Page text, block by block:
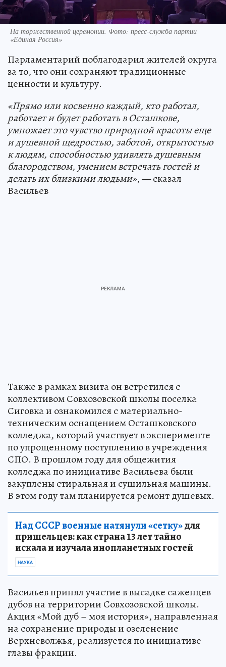
На торжественной церемонии. Фото: пресс-служба партии
«Единая Россия»
Парламентарий поблагодарил жителей округа
за то, что они сохраняют традиционные
ценности и культуру.
«Прямо или косвенно каждый, кто работал,
работает и будет работать в Осташкове,
умножает это чувство природной красоты еще
и душевной щедростью, заботой, открытостью
к людям, способностью удивлять душевным
благородством, умением встречать гостей и
делать их близкими людьми», — сказал
Васильев
Также в рамках визита он встретился с
коллективом Совхозовской школы поселка
Сиговка и ознакомился с материально-
техническим оснащением Осташковского
колледжа, который участвует в эксперименте
по упрощенному поступлению в учреждения
СПО. В прошлом году для общежития
колледжа по инициативе Васильева были
закуплены стиральная и сушильная машины.
В этом году там планируется ремонт душевых.
Над СССР военные натянули «сетку»для
пришельцев: как страна 13 лет тайно
искала и изучала инопланетных гостей
НАУКА
Васильев принял участие в высадке саженцев
дубов на территории Совхозовской школы.
Акция «Мой дуб – моя история», направленная
на сохранение природы и озеленение
Верхневолжья, реализуется по инициативе
главы фракции.